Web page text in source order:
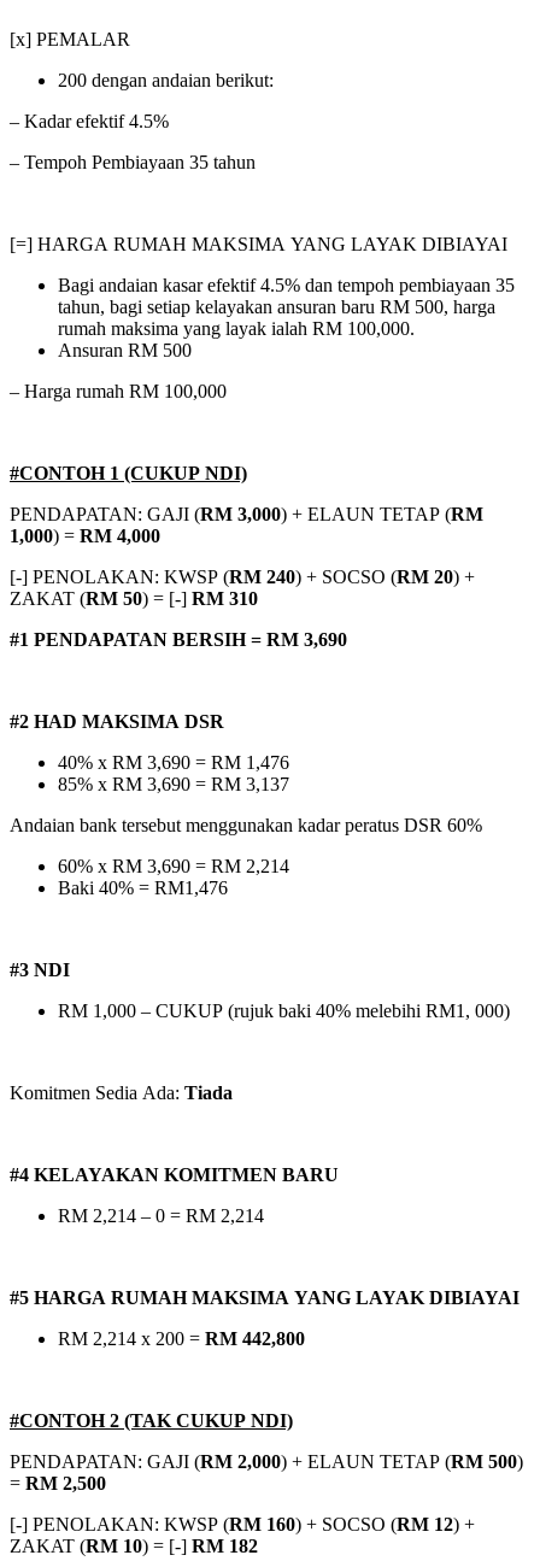
[x] PEMALAR
200 dengan andaian berikut:
– Kadar efektif 4.5%
– Tempoh Pembiayaan 35 tahun
[=] HARGA RUMAH MAKSIMA YANG LAYAK DIBIAYAI
Bagi andaian kasar efektif 4.5% dan tempoh pembiayaan 35
tahun, bagi setiap kelayakan ansuran baru RM 500, harga
rumah maksima yang layak ialah RM 100,000.
Ansuran RM 500
– Harga rumah RM 100,000
#CONTOH 1 (CUKUP NDI)
PENDAPATAN: GAJI (RM 3,000) + ELAUN TETAP (RM
1,000) = RM 4,000
[-] PENOLAKAN: KWSP (RM 240) + SOCSO (RM 20) +
ZAKAT (RM 50) = [-] RM 310
#1 PENDAPATAN BERSIH = RM 3,690
#2 HAD MAKSIMA DSR
40% x RM 3,690 = RM 1,476
85% x RM 3,690 = RM 3,137
Andaian bank tersebut menggunakan kadar peratus DSR 60%
60% x RM 3,690 = RM 2,214
Baki 40% = RM1,476
#3 NDI
RM 1,000 – CUKUP (rujuk baki 40% melebihi RM1, 000)
Komitmen Sedia Ada: Tiada
#4 KELAYAKAN KOMITMEN BARU
RM 2,214 – 0 = RM 2,214
#5 HARGA RUMAH MAKSIMA YANG LAYAK DIBIAYAI
RM 2,214 x 200 = RM 442,800
#CONTOH 2 (TAK CUKUP NDI)
PENDAPATAN: GAJI (RM 2,000) + ELAUN TETAP (RM 500)
= RM 2,500
[-] PENOLAKAN: KWSP (RM 160) + SOCSO (RM 12) +
ZAKAT (RM 10) = [-] RM 182